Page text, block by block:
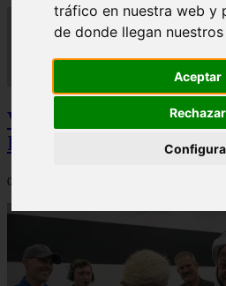
tráfico en nuestra web y
de donde llegan
Aceptar
Rechazar
Video Advertencias
IA: Hinton y el posible
06/03/2026